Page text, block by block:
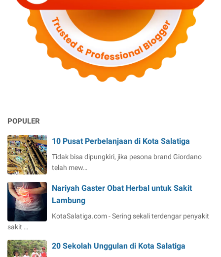
POPULER
10 Pusat Perbelanjaan di Kota Salatiga
Tidak bisa dipungkiri, jika pesona brand Giordano
telah mew…
Nariyah Gaster Obat Herbal untuk Sakit
Lambung
KotaSalatiga.com - Sering sekali terdengar penyakit
sakit …
20 Sekolah Unggulan di Kota Salatiga